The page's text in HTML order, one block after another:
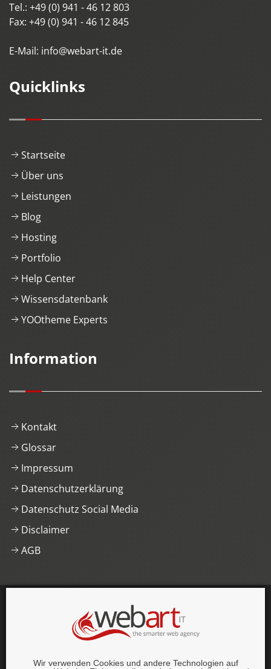
Wir verwenden Cookies und andere Technologien auf
Tel.: +49 (0) 941 - 46 12 803
Fax: +49 (0) 941 - 46 12 845
E-Mail: info@webart-it.de
Quicklinks
Startseite
Über uns
Leistungen
Blog
Hosting
Portfolio
Help Center
Wissensdatenbank
YOOtheme Experts
Information
Kontakt
Glossar
Impressum
Datenschutzerklärung
Datenschutz Social Media
Disclaimer
AGB
This website was proudly built with , lots of
CSS3.
Alle Rechte vorbehalten.